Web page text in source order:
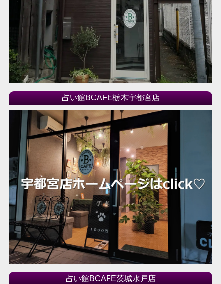
占い館BCAFE栃木宇都宮店
占い館BCAFE茨城水戸店